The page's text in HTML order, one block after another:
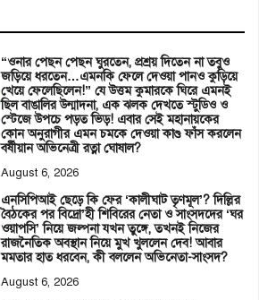
“ওনার পেছন পেছন ঘুরতেন, প্রশ্রয় দিতেন না তবুও
জড়িয়ে ধরতেন…এমনকি ফেলে দেওয়া পানও কুড়িয়ে
খেয়ে ফেলেছিলেন!” যে উত্তম কুমারকে ঘিরে এমনই
ছিল বাঙালির উন্মাদনা, এক ঝলক দেখতে স্টুডিও ও
স্টেজে উপচে পড়ত ভিড়! এবার সেই মহানায়কের
কোন অনুরাগীর এমন চমকে দেওয়া কাণ্ড ফাঁস করলেন
বর্ষীয়ান অভিনেত্রী রত্না ঘোষাল?
August 6, 2026
এনসিপিআই ছেড়ে কি ফের ‘কালীঘাট তৃণমূল’? দিল্লির
বৈঠকের পর বিদ্রো’হী শিবিরের নেতা ও সাংসদদের ‘ঘর
ওয়াপসি’ নিয়ে জল্পনা যখন তুঙ্গে, তখনই নিজের
রাজনৈতিক অবস্থান নিয়ে মুখ খুললেন দেব! আবার
মমতার হাত ধরবেন, কী বললেন অভিনেতা-সাংসদ?
August 6, 2026